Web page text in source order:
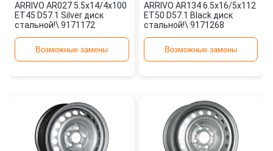
ARRIVO AR027 5.5x14/4x100
ET45 D57.1 Silver диск
стальной!\ 9171172
Возможные замены
ARRIVO AR134 6.5x16/5x112
ET50 D57.1 Black диск
стальной!\ 9171268
Возможные замены